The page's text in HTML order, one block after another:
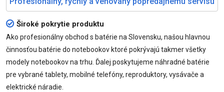
Široké pokrytie produktu
Ako profesionálny obchod s batérie na Slovensku, našou hlavnou
činnosťou batérie do notebookov ktoré pokrývajú takmer všetky
modely notebookov na trhu. Ďalej poskytujeme náhradné batérie
pre vybrané tablety, mobilné telefóny, reproduktory, vysávače a
elektrické náradie.